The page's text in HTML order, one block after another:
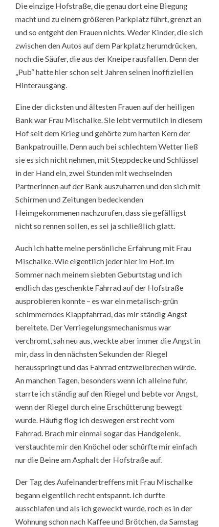
Die einzige Hofstraße, die genau dort eine Biegung
macht und zu einem größeren Parkplatz führt, grenzt an
und so entgeht den Frauen nichts. Weder Kinder, die sich
zwischen den Autos auf dem Parkplatz herumdrücken,
noch die Säufer, die aus der Kneipe rausfallen. Denn der
„Pub“ hatte hier schon seit Jahren seinen inoffiziellen
Hinterausgang.
Eine der dicksten und ältesten Frauen auf der heiligen
Bank war Frau Mischalke. Sie lebt vermutlich in diesem
Hof seit dem Krieg und gehörte zum harten Kern der
Bankpatrouille. Denn auch bei schlechtem Wetter ließ
sie es sich nicht nehmen, mit Steppdecke und Schlüssel
in der Hand ein, zwei Stunden mit wechselnden
Partnerinnen auf der Bank auszuharren und den sich mit
Schirmen und Zeitungen bedeckenden
Heimgekommenen nachzurufen, dass sie gefälligst
nicht so rennen sollen, es sei ja schließlich glatt.
Auch ich hatte meine persönliche Erfahrung mit Frau
Mischalke. Wie eigentlich jeder hier im Hof. Im
Sommer nach meinem siebten Geburtstag und ich
endlich das geschenkte Fahrrad auf der Hofstraße
ausprobieren konnte – es war ein metalisch-grün
schimmerndes Klappfahrrad, das mir ständig Angst
bereitete. Der Verriegelungsmechanismus war
verchromt, sah neu aus, weckte aber immer die Angst in
mir, dass in den nächsten Sekunden der Riegel
herausspringt und das Fahrrad entzweibrechen würde.
An manchen Tagen, besonders wenn ich alleine fuhr,
starrte ich ständig auf den Riegel und bebte vor Angst,
wenn der Riegel durch eine Erschütterung bewegt
wurde. Häufig flog ich deswegen erst recht vom
Fahrrad. Brach mir einmal sogar das Handgelenk,
verstauchte mir den Knöchel oder schürfte mir einfach
nur die Beine am Asphalt der Hofstraße auf.
Der Tag des Aufeinandertreffens mit Frau Mischalke
begann eigentlich recht entspannt. Ich durfte
ausschlafen und als ich geweckt wurde, roch es in der
Wohnung schon nach Kaffee und Brötchen, da Samstag